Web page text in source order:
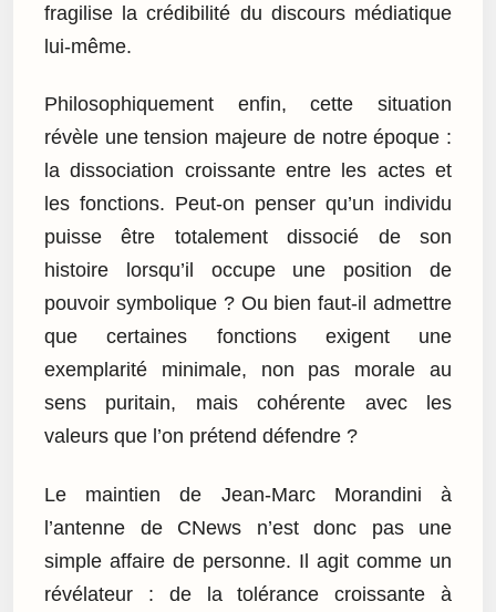
fragilise la crédibilité du discours médiatique
lui-même.
Philosophiquement enfin, cette situation
révèle une tension majeure de notre époque :
la dissociation croissante entre les actes et
les fonctions. Peut-on penser qu’un individu
puisse être totalement dissocié de son
histoire lorsqu’il occupe une position de
pouvoir symbolique ? Ou bien faut-il admettre
que certaines fonctions exigent une
exemplarité minimale, non pas morale au
sens puritain, mais cohérente avec les
valeurs que l’on prétend défendre ?
Le maintien de Jean-Marc Morandini à
l’antenne de CNews n’est donc pas une
simple affaire de personne. Il agit comme un
révélateur : de la tolérance croissante à